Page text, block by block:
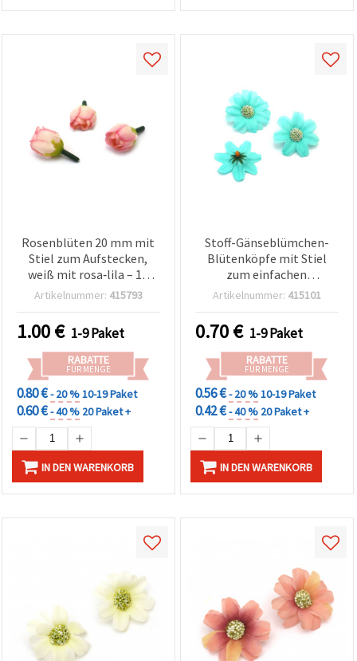
Rosenblüten 20 mm mit
Stiel zum Aufstecken,
weiß mit rosa‑lila – 10
Stück (Basteln & Deko)
Artikelnummer: 415793
1.00€ 1-9 Paket
RABATTE
FÜR MENGE
0.80 €- 20 %10-19 Paket
0.60 €- 40 % 20 Paket +
IN DEN WARENKORB
Stoff-Gänseblümchen-
Blütenköpfe mit Stiel
zum einfachen
Befestigen, Türkis, 45 mm
Artikelnummer: 415101
0.70€ 1-9 Paket
RABATTE
FÜR MENGE
0.56 €- 20 %10-19 Paket
0.42 €- 40 % 20 Paket +
IN DEN WARENKORB